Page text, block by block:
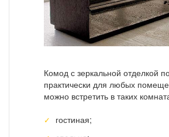
Комод с зеркальной отделкой
практически для любых
можно встретить в таких
гостиная;